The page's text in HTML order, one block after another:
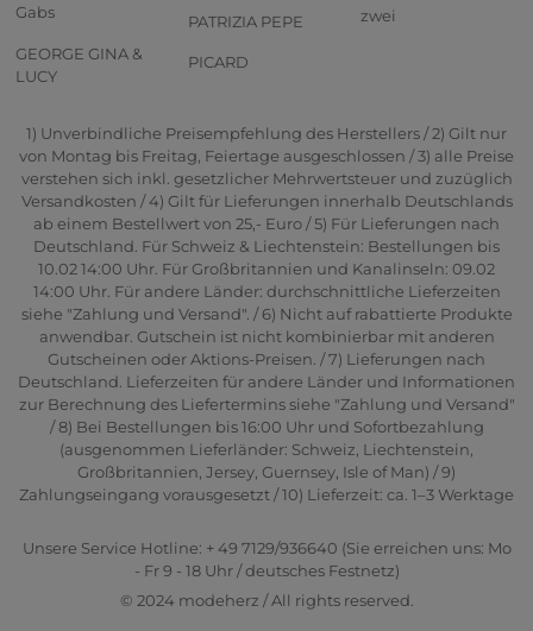
Gabs
GEORGE GINA &
LUCY
PATRIZIA PEPE
PICARD
zwei
1) Unverbindliche Preisempfehlung des Herstellers / 2) Gilt nur
von Montag bis Freitag, Feiertage ausgeschlossen / 3) alle Preise
verstehen sich inkl. gesetzlicher Mehrwertsteuer und zuzüglich
Versandkosten / 4) Gilt für Lieferungen innerhalb Deutschlands
ab einem Bestellwert von 25,- Euro / 5) Für Lieferungen nach
Deutschland. Für Schweiz & Liechtenstein: Bestellungen bis
10.02 14:00 Uhr. Für Großbritannien und Kanalinseln: 09.02
14:00 Uhr. Für andere Länder: durchschnittliche Lieferzeiten
siehe "Zahlung und Versand". / 6) Nicht auf rabattierte Produkte
anwendbar. Gutschein ist nicht kombinierbar mit anderen
Gutscheinen oder Aktions-Preisen. / 7) Lieferungen nach
Deutschland. Lieferzeiten für andere Länder und Informationen
zur Berechnung des Liefertermins siehe "Zahlung und Versand"
/ 8) Bei Bestellungen bis 16:00 Uhr und Sofortbezahlung
(ausgenommen Lieferländer: Schweiz, Liechtenstein,
Großbritannien, Jersey, Guernsey, Isle of Man) / 9)
Zahlungseingang vorausgesetzt / 10) Lieferzeit: ca. 1–3 Werktage
Unsere Service Hotline: + 49 7129/936640 (Sie erreichen uns: Mo
- Fr 9 - 18 Uhr / deutsches Festnetz)
© 2024 modeherz / All rights reserved.